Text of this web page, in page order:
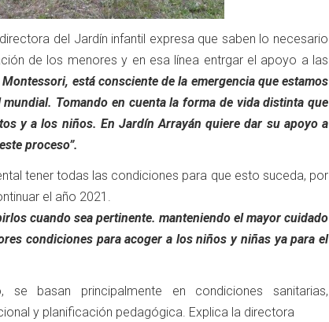
del Jardín infantil expresa que saben lo necesario
de los menores y en esa línea entrgar el apoyo a las
está consciente de la emergencia que estamos
Tomando en cuenta la forma de vida distinta que
y a los niños. En Jardín Arrayán quiere dar su apoyo a
proceso”.
tener todas las condiciones para que esto suceda, por
el año 2021.
cuando sea pertinente. manteniendo el mayor cuidado
condiciones para acoger a los niños y niñas ya para el
se basan principalmente en condiciones sanitarias,
y planificación pedagógica. Explica la directora